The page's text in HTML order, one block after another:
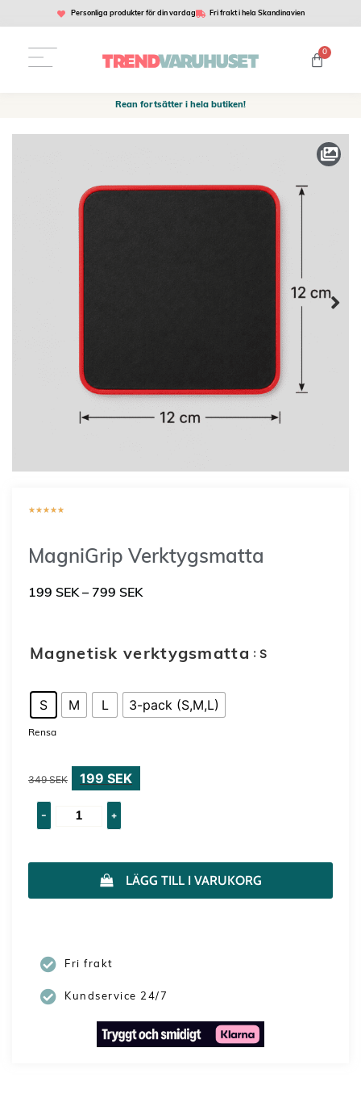
Personliga produkter för din vardag Fri frakt i hela Skandinavien
0
Rean fortsätter i hela butiken!
★★★★★
MagniGrip Verktygsmatta
199 SEK – 799 SEK
Magnetisk verktygsmatta : S
S M L 3-pack (S,M,L)
Rensa
349SEK 199 SEK
- +
LÄGG TILL I VARUKORG
Fri frakt
Kundservice 24/7